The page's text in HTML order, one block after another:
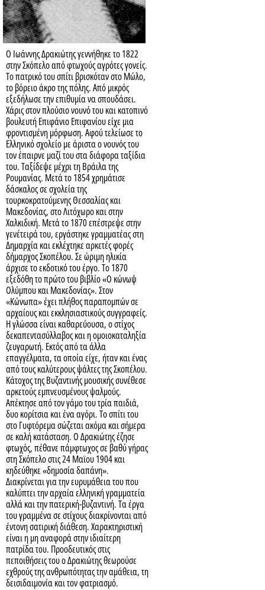
Ο Ιωάννης Δρακιώτης γεννήθηκε το 1822
στην Σκόπελο από φτωχούς αγρότες γονείς.
Το πατρικό του σπίτι βρισκόταν στο Μώλο,
το βόρειο άκρο της πόλης. Από μικρός
εξεδήλωσε την επιθυμία να σπουδάσει.
Χάρις στον πλούσιο νουνό του και κατοπινό
βουλευτή Επιφάνιο Επιφανίου είχε μια
φροντισμένη μόρφωση. Αφού τελείωσε το
Ελληνικό σχολείο με άριστα ο νουνός του
τον έπαιρνε μαζί του στα διάφορα ταξίδια
του. Ταξίδεψε μέχρι τη Βράιλα της
Ρουμανίας. Μετά το 1854 χρημάτισε
δάσκαλος σε σχολεία της
τουρκοκρατούμενης Θεσσαλίας και
Μακεδονίας, στο Λιτόχωρο και στην
Χαλκιδική. Μετά το 1870 επέστρεψε στην
γενέτειρά του, εργάστηκε γραμματέας στη
Δημαρχία και εκλέχτηκε αρκετές φορές
δήμαρχος Σκοπέλου. Σε ώριμη ηλικία
άρχισε το εκδοτικό του έργο. Το 1870
εξεδόθη το πρώτο του βιβλίο «Ο κώνωψ
Ολύμπου και Μακεδονίας». Στον
«Κώνωπα» έχει πλήθος παραπομπών σε
αρχαίους και εκκλησιαστικούς συγγραφείς.
Η γλώσσα είναι καθαρεύουσα, ο στίχος
δεκαπεντασύλλαβος και η ομοιοκαταληξία
ζευγαρωτή. Εκτός από τα άλλα
επαγγέλματα, τα οποία είχε, ήταν και ένας
από τους καλύτερους ψάλτες της Σκοπέλου.
Κάτοχος της Βυζαντινής μουσικής συνέθεσε
αρκετούς εμπνευσμένους ψαλμούς.
Απέκτησε από τον γάμο του τρία παιδιά,
δυο κορίτσια και ένα αγόρι. Το σπίτι του
στο Γυφτόρεμα σώζεται ακόμα και σήμερα
σε καλή κατάσταση. Ο Δρακιώτης έζησε
φτωχός, πέθανε πάμφτωχος σε βαθύ γήρας
στη Σκόπελο στις 24 Μαϊου 1904 και
κηδεύθηκε «δημοσία δαπάνη».
Διακρίνεται για την ευρυμάθεια του που
καλύπτει την αρχαία ελληνική γραμματεία
αλλά και την πατερική-βυζαντινή. Τα έργα
του γραμμένα σε στίχους διακρίνονται από
έντονη σατιρική διάθεση. Χαρακτηριστική
είναι η μη αναφορά στην ιδιαίτερη
πατρίδα του. Προοδευτικός στις
πεποιθήσεις του ο Δρακιώτης θεωρούσε
εχθρούς της ανθρωπότητας την αμάθεια, τη
δεισιδαιμονία και τον φατριασμό.